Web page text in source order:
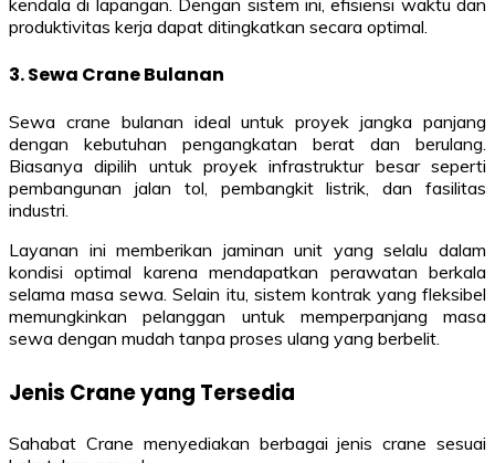
produktivitas kerja dapat ditingkatkan secara optimal.
3. Sewa Crane Bulanan
Sewa crane bulanan ideal untuk proyek jangka panjang
dengan kebutuhan pengangkatan berat dan berulang.
Biasanya dipilih untuk proyek infrastruktur besar seperti
pembangunan jalan tol, pembangkit listrik, dan fasilitas
industri.
Layanan ini memberikan jaminan unit yang selalu dalam
kondisi optimal karena mendapatkan perawatan berkala
selama masa sewa. Selain itu, sistem kontrak yang fleksibel
memungkinkan pelanggan untuk memperpanjang masa
sewa dengan mudah tanpa proses ulang yang berbelit.
Jenis Crane yang Tersedia
Sahabat Crane menyediakan berbagai jenis crane sesuai